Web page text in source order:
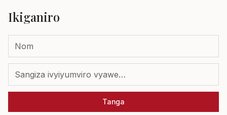
Ikiganiro
Tanga